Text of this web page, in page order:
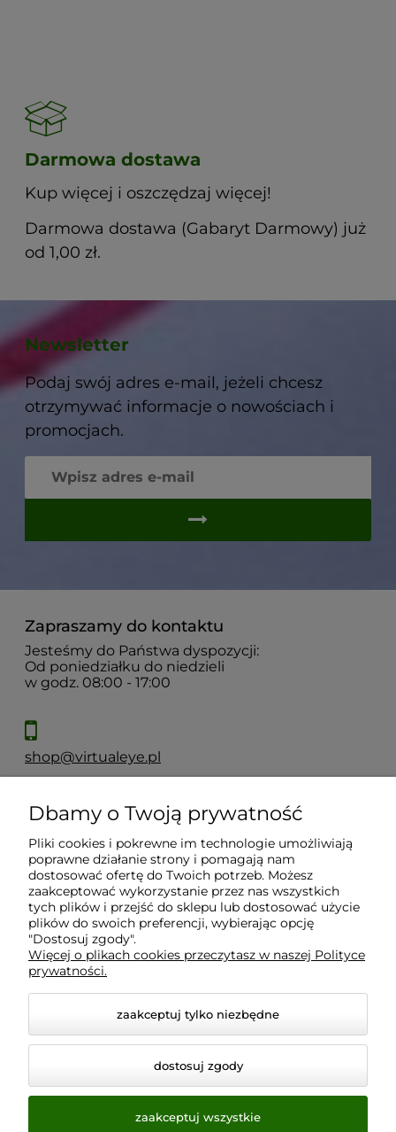
Darmowa dostawa
Kup więcej i oszczędzaj więcej!
Darmowa dostawa (Gabaryt Darmowy) już
od 1,00 zł.
Newsletter
Podaj swój adres e-mail, jeżeli chcesz
otrzymywać informacje o nowościach i
promocjach.
Zapraszamy do kontaktu
Jesteśmy do Państwa dyspozycji:
Od poniedziałku do niedzieli
w godz. 08:00 - 17:00
shop@virtualeye.pl
Moje konto
Płatności i dostawa
Informacje
O nas
Dbamy o Twoją prywatność
Pliki cookies i pokrewne im technologie umożliwiają
poprawne działanie strony i pomagają nam
dostosować ofertę do Twoich potrzeb. Możesz
zaakceptować wykorzystanie przez nas wszystkich
tych plików i przejść do sklepu lub dostosować użycie
plików do swoich preferencji, wybierając opcję
"Dostosuj zgody".
Więcej o plikach cookies przeczytasz w naszej Polityce
prywatności.
zaakceptuj tylko niezbędne
dostosuj zgody
zaakceptuj wszystkie